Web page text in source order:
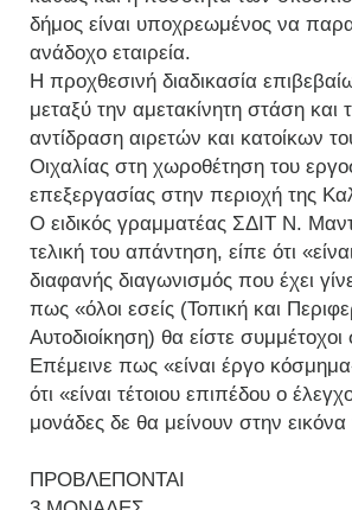
δήμος είναι υποχρεωμένος να
ανάδοχο εταιρεία.
Η προχθεσινή διαδικασία
μεταξύ την αμετακίνητη στάση και
αντίδραση αιρετών και κατοίκων
Οιχαλίας στη χωροθέτηση του
επεξεργασίας στην περιοχή της
Ο ειδικός γραμματέας ΣΔΙΤ Ν.
τελική του απάντηση, είπε ότι
διαφανής διαγωνισμός που έχει
πως «όλοι εσείς (Τοπική και
Αυτοδιοίκηση) θα είστε
Επέμεινε πως «είναι έργο
ότι «είναι τέτοιου επιπέδου ο
μονάδες δε θα μείνουν στην εικόνα
ΠΡΟΒΛΕΠΟΝΤΑΙ